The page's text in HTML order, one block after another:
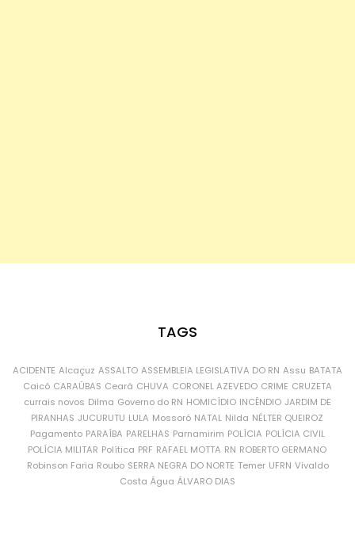
TAGS
ACIDENTE Alcaçuz ASSALTO ASSEMBLEIA LEGISLATIVA DO RN Assu BATATA
Caicó CARAÚBAS Ceará CHUVA CORONEL AZEVEDO CRIME CRUZETA
currais novos Dilma Governo do RN HOMICÍDIO INCÊNDIO JARDIM DE
PIRANHAS JUCURUTU LULA Mossoró NATAL Nilda NÉLTER QUEIROZ
Pagamento PARAÍBA PARELHAS Parnamirim POLÍCIA POLÍCIA CIVIL
POLÍCIA MILITAR Política PRF RAFAEL MOTTA RN ROBERTO GERMANO
Robinson Faria Roubo SERRA NEGRA DO NORTE Temer UFRN Vivaldo
Costa Água ÁLVARO DIAS